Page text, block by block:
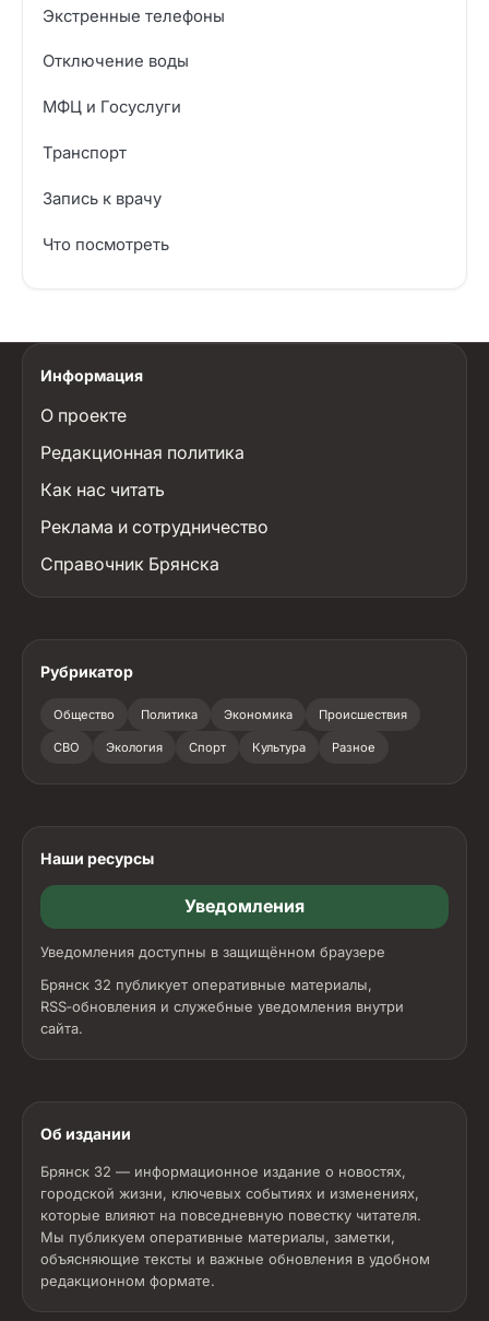
Экстренные телефоны
Отключение воды
МФЦ и Госуслуги
Транспорт
Запись к врачу
Что посмотреть
Информация
О проекте
Редакционная политика
Как нас читать
Реклама и сотрудничество
Справочник Брянска
Рубрикатор
Общество Политика Экономика Происшествия
СВО Экология Спорт Культура Разное
Наши ресурсы
Уведомления
Уведомления доступны в защищённом браузере
Брянск 32 публикует оперативные материалы,
RSS‑обновления и служебные уведомления внутри
сайта.
Об издании
Брянск 32 — информационное издание о новостях,
городской жизни, ключевых событиях и изменениях,
которые влияют на повседневную повестку читателя.
Мы публикуем оперативные материалы, заметки,
объясняющие тексты и важные обновления в удобном
редакционном формате.